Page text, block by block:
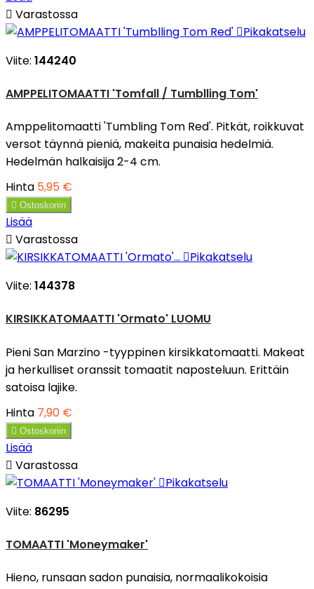
 Varastossa
Pikakatselu
Viite: 144240
AMPPELITOMAATTI 'Tomfall / Tumblling Tom'
Amppelitomaatti 'Tumbling Tom Red'. Pitkät, roikkuvat
versot täynnä pieniä, makeita punaisia hedelmiä.
Hedelmän halkaisija 2-4 cm.
Hinta 5,95 €
 Ostoskoriin
Lisää
 Varastossa
Pikakatselu
Viite: 144378
KIRSIKKATOMAATTI 'Ormato' LUOMU
Pieni San Marzino -tyyppinen kirsikkatomaatti. Makeat
ja herkulliset oranssit tomaatit naposteluun. Erittäin
satoisa lajike.
Hinta 7,90 €
 Ostoskoriin
Lisää
 Varastossa
Pikakatselu
Viite: 86295
TOMAATTI 'Moneymaker'
Hieno, runsaan sadon punaisia, normaalikokoisia